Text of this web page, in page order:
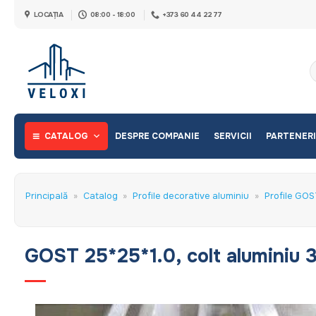
LOCAȚIA 08:00 - 18:00 +373 60 44 22 77
CATALOG DESPRE COMPANIE SERVICII PARTENERI
Principală » Catalog » Profile decorative aluminiu » Profile
GOST 25*25*1.0, colt aluminiu